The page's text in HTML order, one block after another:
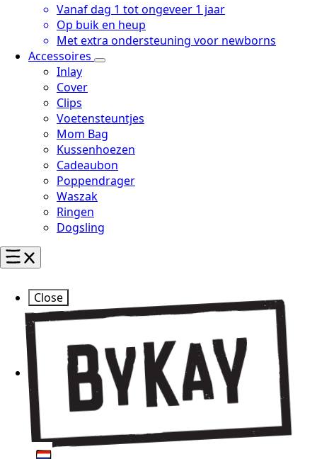
Vanaf dag 1 tot ongeveer 1 jaar
Op buik en heup
Met extra ondersteuning voor newborns
Accessoires
Inlay
Cover
Clips
Voetensteuntjes
Mom Bag
Kussenhoezen
Cadeaubon
Poppendrager
Waszak
Ringen
Dogsling
Close